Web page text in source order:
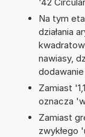
Na tym
działania
nawiasy,
Zamiast
oznacza
Zamiast
zwykłego